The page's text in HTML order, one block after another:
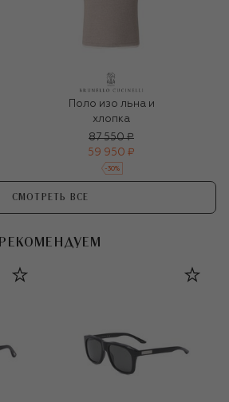
Поло изо льна и
хлопка
87 550 ₽
59 950 ₽
-30%
СМОТРЕТЬ ВСЕ
РЕКОМЕНДУЕМ